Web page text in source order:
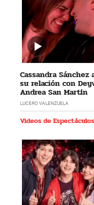
Cassandra
su relación con
Andrea San Martín
LUCERO VALENZUELA
Videos de Espectáculos